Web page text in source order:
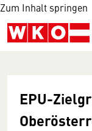
Zum Inhalt springen
EPU-